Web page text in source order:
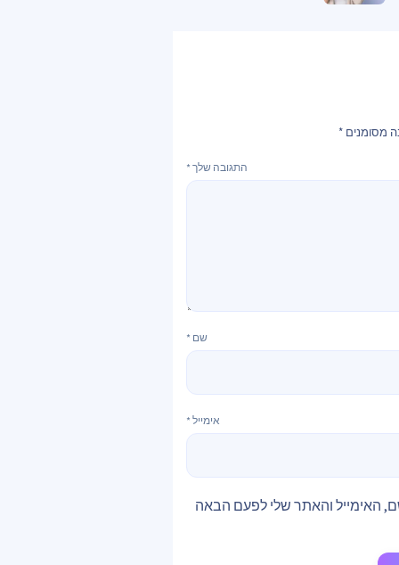
מסומנים *
התגובה שלך *
שם *
אימייל *
האימייל והאתר שלי לפעם הבאה